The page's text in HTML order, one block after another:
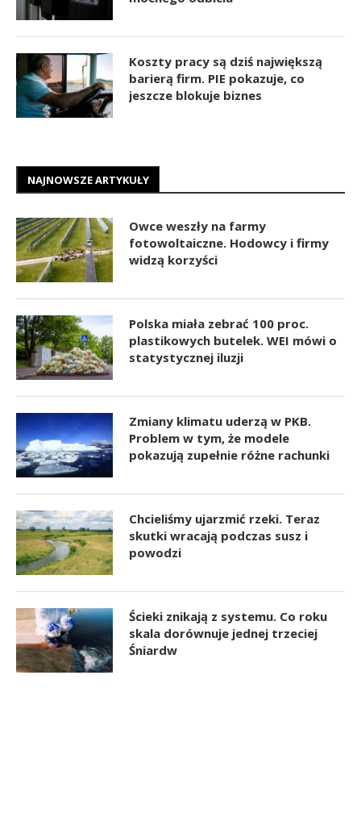
Koszty pracy są dziś największą
barierą firm. PIE pokazuje, co
jeszcze blokuje biznes
NAJNOWSZE ARTYKUŁY
Owce weszły na farmy
fotowoltaiczne. Hodowcy i firmy
widzą korzyści
Polska miała zebrać 100 proc.
plastikowych butelek. WEI mówi o
statystycznej iluzji
Zmiany klimatu uderzą w PKB.
Problem w tym, że modele
pokazują zupełnie różne rachunki
Chcieliśmy ujarzmić rzeki. Teraz
skutki wracają podczas susz i
powodzi
Ścieki znikają z systemu. Co roku
skala dorównuje jednej trzeciej
Śniardw